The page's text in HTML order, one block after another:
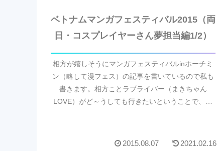
ベトナムマンガフェスティバル2015（両
日・コスプレイヤーさん夢担当編1/2）
相方が嬉しそうにマンガフェスティバルinホーチミ
ン（略して漫フェス）の記事を書いているので私も
書きます。相方ことラブライバー（まきちゃん
LOVE）がど～うしても行きたいということで、も
2015.08.07 2021.02.16